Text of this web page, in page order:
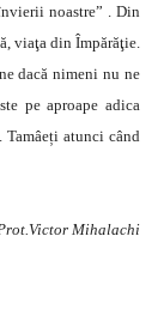
noastre” . Din
viaţa din Împărăţie.
dacă nimeni nu ne
pe aproape adica
atunci când
Mihalachi